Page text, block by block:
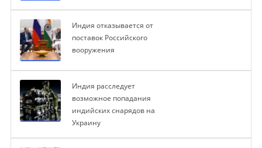
Индия отказывается от
поставок Российского
вооружения
Индия расследует
возможное попадания
индийских снарядов на
Украину